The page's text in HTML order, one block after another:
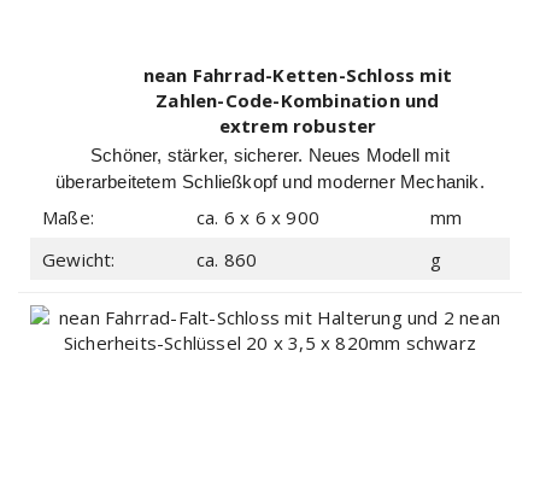
nean Fahrrad-Ketten-Schloss mit
Zahlen-Code-Kombination und
extrem robuster
Gewebeummantelung 6 x 6 x 900 mm
Schöner, stärker, sicherer. Neues Modell mit
überarbeitetem Schließkopf und moderner Mechanik.
Maße: ca. 6 x 6 x 900
mm
Gewicht:
ca. 860 g